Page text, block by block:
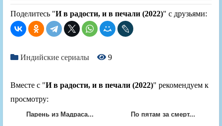
Поделитесь "И в радости, и в печали (2022)" с друзьями:
Индийские сериалы 9
Вместе с "И в радости, и в печали (2022)" рекомендуем к
просмотру:
Парень из Мадраса... По пятам за смерт...